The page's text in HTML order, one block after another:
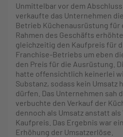
Unmittelbar vor dem
verkaufte das Unternehmen
Betrieb Küchenausrüstung für
Rahmen des Geschäfts
gleichzeitig den Kaufpreis für
Franchise-Betriebs um eben
den Preis für die Ausrüstung.
hatte offensichtlich keinerlei
Substanz, sodass kein
dürfen. Das Unternehmen sah
verbuchte den Verkauf der
dennoch als Umsatz anstatt
Kaufpreis. Das Ergebnis war
Erhöhung der Umsatzerlöse.